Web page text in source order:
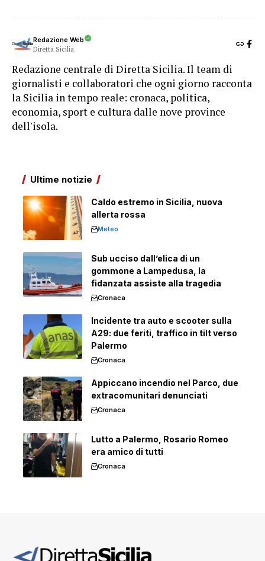
Redazione Web
Diretta Sicilia
Redazione centrale di Diretta Sicilia. Il team di
giornalisti e collaboratori che ogni giorno racconta
la Sicilia in tempo reale: cronaca, politica,
economia, sport e cultura dalle nove province
dell'isola.
Ultime notizie
Caldo estremo in Sicilia, nuova
allerta rossa
Meteo
Sub ucciso dall’elica di un
gommone a Lampedusa, la
fidanzata assiste alla tragedia
Cronaca
Incidente tra auto e scooter sulla
A29: due feriti, traffico in tilt verso
Palermo
Cronaca
Appiccano incendio nel Parco, due
extracomunitari denunciati
Cronaca
Lutto a Palermo, Rosario Romeo
era amico di tutti
Cronaca